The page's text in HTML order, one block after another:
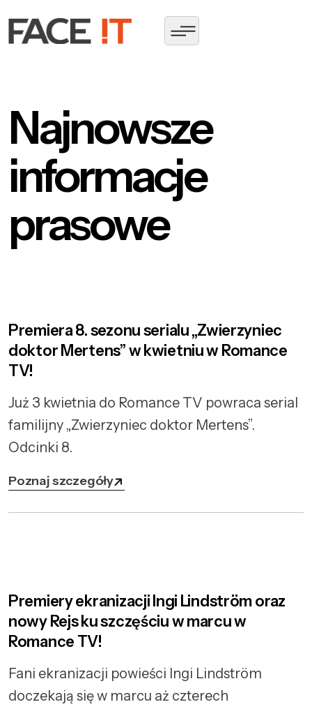
Najnowsze
informacje
prasowe
Premiera 8. sezonu serialu „Zwierzyniec
doktor Mertens” w kwietniu w Romance
TV!
Już 3 kwietnia do Romance TV powraca serial
familijny „Zwierzyniec doktor Mertens”.
Odcinki 8.
Poznaj szczegóły
Premiery ekranizacji Ingi Lindström oraz
nowy Rejs ku szczęściu w marcu w
Romance TV!
Fani ekranizacji powieści Ingi Lindström
doczekają się w marcu aż czterech